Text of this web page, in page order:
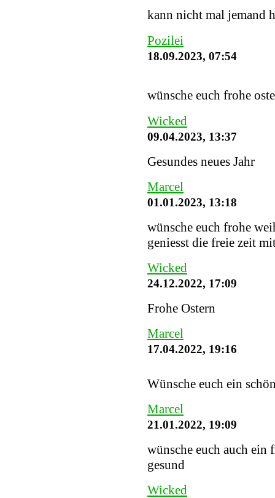
kann nicht mal jemand
Pozilei
18.09.2023, 07:54
wünsche euch frohe
Wicked
09.04.2023, 13:37
Gesundes neues Jahr
Marcel
01.01.2023, 13:18
wünsche euch frohe
geniesst die freie zeit
Wicked
24.12.2022, 17:09
Frohe Ostern
Marcel
17.04.2022, 19:16
Wünsche euch ein
Marcel
21.01.2022, 19:09
wünsche euch auch ein
gesund
Wicked